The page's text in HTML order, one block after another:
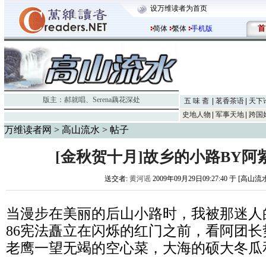
设万维读者为首页
简体 繁体 手机版 首
版主： 郝就唱、 Serena藕花深处 五 味 斋 茗香茶语
天下
史地人物
军事天地 跨国
万维读者网 > 高山流水 > 帖子
[金秋贺十月]故乡的小路BY阿
送交者: 黄河谣2009年09月29日09:27:40 于 [高山流
当漫步在美丽的后山小路时，我被那迷
86宪法矗立在闪烁的红门之前，看阿团
老鹰一望无竭的空心菜，大海的硕大冬